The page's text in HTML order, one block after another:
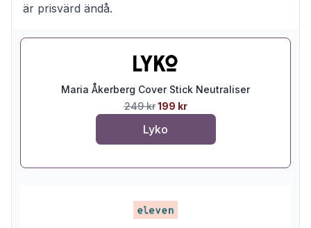
är prisvärd ändå.
Maria Åkerberg Cover Stick Neutraliser
249 kr 199 kr
Lyko